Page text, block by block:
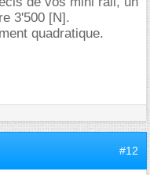
3'500 [N].
quadratique.
#12